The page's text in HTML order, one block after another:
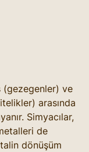
(gezegenler) ve
arasında
Simyacılar,
de
dönüşüm